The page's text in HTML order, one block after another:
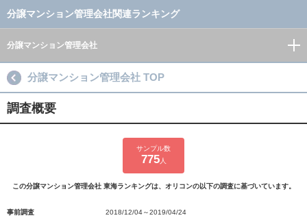
分譲マンション管理会社関連ランキング
分譲マンション管理会社
分譲マンション管理会社 TOP
調査概要
サンプル数
775人
この分譲マンション管理会社 東海ランキングは、オリコンの以下の調査に基づいています。
事前調査
2018/12/04～2019/04/24